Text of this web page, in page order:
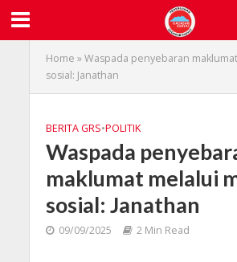
Home »Waspada penyebaran
sosial: Janathan
BERITA GRS•POLITIK
Waspada
maklumat melalui
sosial: Janathan
09/09/2025 2 Min Read